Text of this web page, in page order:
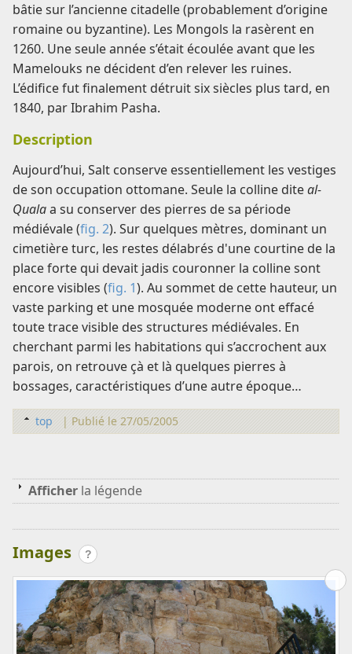
bâtie sur l’ancienne citadelle (probablement d’origine
romaine ou byzantine). Les Mongols la rasèrent en
1260. Une seule année s’était écoulée avant que les
Mamelouks ne décident d’en relever les ruines.
L’édifice fut finalement détruit six siècles plus tard, en
1840, par Ibrahim Pasha.
Description
Aujourd’hui, Salt conserve essentiellement les vestiges
de son occupation ottomane. Seule la colline diteal-
Qualaa su conserver des pierres de sa période
médiévale (fig. 2). Sur quelques mètres, dominant un
cimetière turc, les restes délabrés d'une courtine de la
place forte qui devait jadis couronner la colline sont
encore visibles (fig. 1). Au sommet de cette hauteur, un
vaste parking et une mosquée moderne ont effacé
toute trace visible des structures médiévales. En
cherchant parmi les habitations qui s’accrochent aux
parois, on retrouve çà et là quelques pierres à
bossages, caractéristiques d’une autre époque…
top | Publié le 27/05/2005
Afficher la légende
Images ?